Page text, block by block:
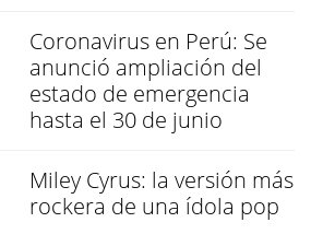
Coronavirus en Perú: Se
anunció ampliación del
estado de emergencia
hasta el 30 de junio
Miley Cyrus: la versión más
rockera de una ídola pop